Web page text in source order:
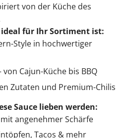
von der Küche des
für Ihr Sortiment ist:
Style in hochwertiger
Cajun-Küche bis BBQ
Zutaten und Premium-Chilis
Sauce lieben werden:
angenehmer Schärfe
Tacos & mehr